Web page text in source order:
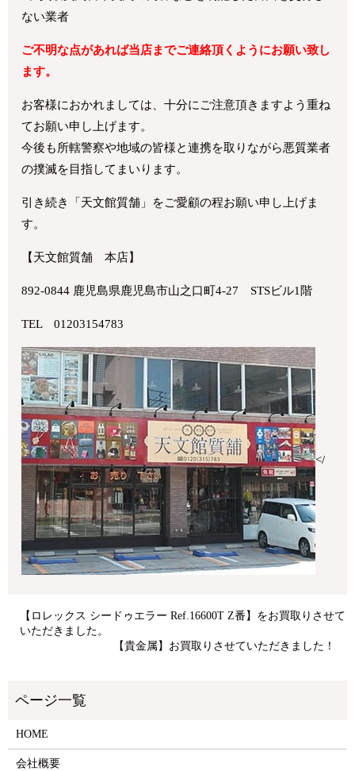
ない業者
ご不明な点があれば当店までご連絡頂くようにお願い致し
ます。
お客様におかれましては、十分にご注意頂きますよう重ね
てお願い申し上げます。
今後も所轄警察や地域の皆様と連携を取りながら悪質業者
の撲滅を目指してまいります。
引き続き「天文館質舗」をご愛顧の程お願い申し上げま
す。
【天文館質舗 本店】
892-0844 鹿児島県鹿児島市山之口町4-27 STSビル1階
TEL 01203154783
</
【ロレックス シードゥエラー Ref.16600T Z番】をお買取りさせて
いただきました。
【貴金属】お買取りさせていただきました！
HOME
会社概要